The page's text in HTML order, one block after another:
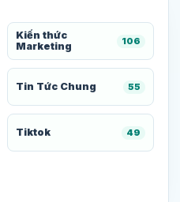
Kiến thức
Marketing
106
Tin Tức Chung 55
Tiktok 49